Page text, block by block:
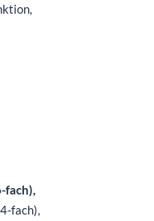
fach),
fach),